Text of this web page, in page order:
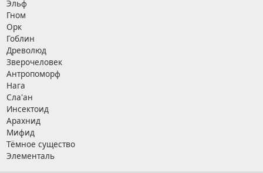
Эльф
Гном
Орк
Гоблин
Древолюд
Зверочеловек
Антропоморф
Нага
Сла'ан
Инсектоид
Арахнид
Мифид
Тёмное существо
Элементаль